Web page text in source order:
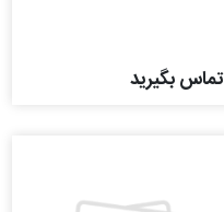
تماس بگیرید